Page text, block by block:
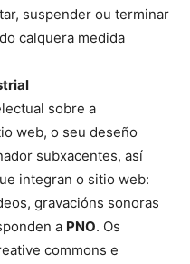
suspender ou terminar
calquera medida
sobre a
web, o seu deseño
subxacentes, así
integran o sitio web:
gravacións sonoras
a PNO. Os
commons e